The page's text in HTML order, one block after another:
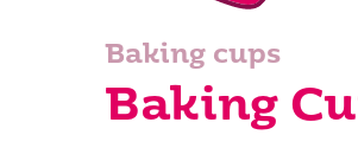
Baking cups
Baking